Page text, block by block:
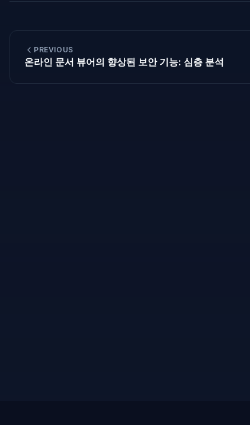
PREVIOUS
온라인 문서 뷰어의 향상된 보안 기능: 심층 분석